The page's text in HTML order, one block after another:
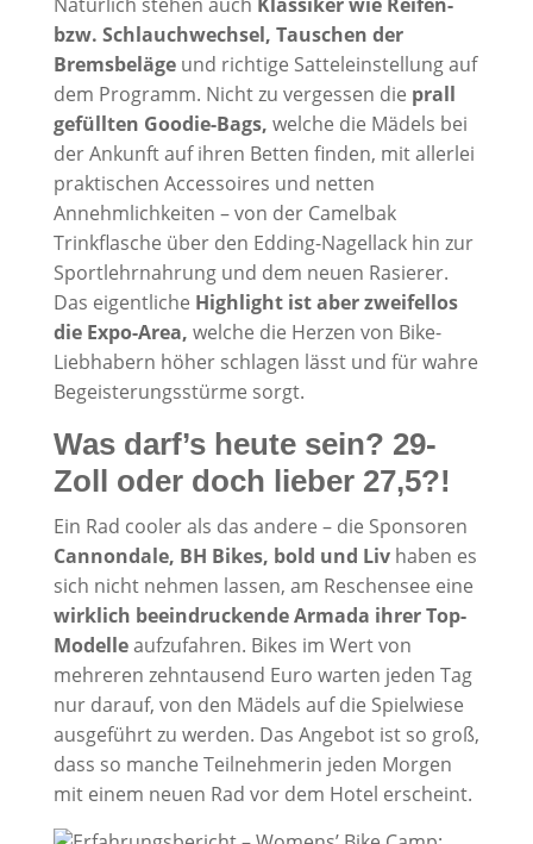
bzw. Schlauchwechsel, Tauschen der
Bremsbelägeund richtige Satteleinstellung auf
dem Programm. Nicht zu vergessen die prall
gefüllten Goodie-Bags, welche die Mädels bei
der Ankunft auf ihren Betten finden, mit allerlei
praktischen Accessoires und netten
Annehmlichkeiten – von der Camelbak
Trinkflasche über den Edding-Nagellack hin zur
Sportlehrnahrung und dem neuen Rasierer.
Das eigentliche Highlight ist aber zweifellos
die Expo-Area, welche die Herzen von Bike-
Liebhabern höher schlagen lässt und für wahre
Begeisterungsstürme sorgt.
Was darf’s heute sein? 29-
Zoll oder doch lieber 27,5?!
Ein Rad cooler als das andere – die Sponsoren
Cannondale, BH Bikes, bold und Livhaben es
sich nicht nehmen lassen, am Reschensee eine
wirklich beeindruckende Armada ihrer Top-
Modelleaufzufahren. Bikes im Wert von
mehreren zehntausend Euro warten jeden Tag
nur darauf, von den Mädels auf die Spielwiese
ausgeführt zu werden. Das Angebot ist so groß,
dass so manche Teilnehmerin jeden Morgen
mit einem neuen Rad vor dem Hotel erscheint.